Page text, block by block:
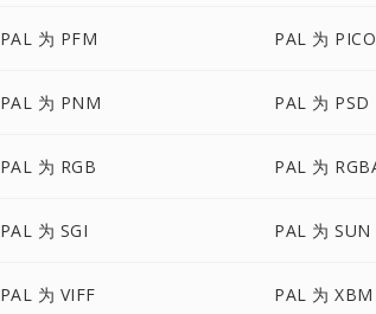
PAL 为 PFM PAL 为
PAL 为 PNM PAL 为 PSD
PAL 为 RGB PAL 为
PAL 为 SGI PAL 为 SUN
PAL 为 VIFF PAL 为 XBM